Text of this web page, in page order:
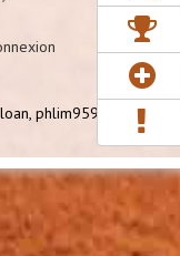
loan,phlim9591